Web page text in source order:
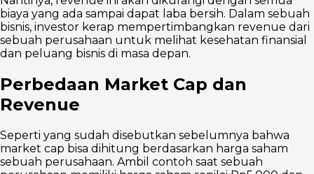
biaya yang ada sampai dapat laba bersih. Dalam sebuah
bisnis, investor kerap mempertimbangkan revenue dari
sebuah perusahaan untuk melihat kesehatan finansial
dan peluang bisnis di masa depan.
Perbedaan Market Cap dan
Revenue
Seperti yang sudah disebutkan sebelumnya bahwa
market cap bisa dihitung berdasarkan harga saham
sebuah perusahaan. Ambil contoh saat sebuah